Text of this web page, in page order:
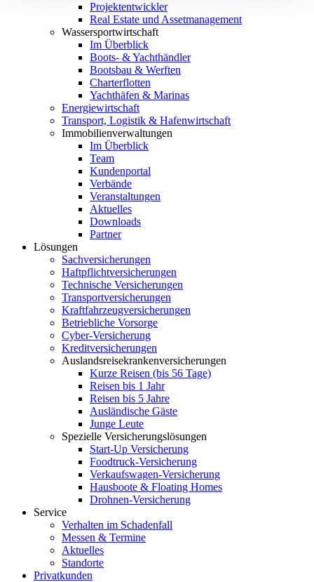
Projektentwickler
Real Estate und Assetmanagement
Wassersportwirtschaft
Im Überblick
Boots- & Yachthändler
Bootsbau & Werften
Charterflotten
Yachthäfen & Marinas
Energiewirtschaft
Transport, Logistik & Hafenwirtschaft
Immobilienverwaltungen
Im Überblick
Team
Kundenportal
Verbände
Veranstaltungen
Aktuelles
Downloads
Partner
Lösungen
Sachversicherungen
Haftpflichtversicherungen
Technische Versicherungen
Transportversicherungen
Kraftfahrzeugversicherungen
Betriebliche Vorsorge
Cyber-Versicherung
Kreditversicherungen
Auslandsreisekrankenversicherungen
Kurze Reisen (bis 56 Tage)
Reisen bis 1 Jahr
Reisen bis 5 Jahre
Ausländische Gäste
Junge Leute
Spezielle Versicherungslösungen
Start-Up Versicherung
Foodtruck-Versicherung
Verkaufswagen-Versicherung
Hausboote & Floating Homes
Drohnen-Versicherung
Service
Verhalten im Schadenfall
Messen & Termine
Aktuelles
Standorte
Privatkunden